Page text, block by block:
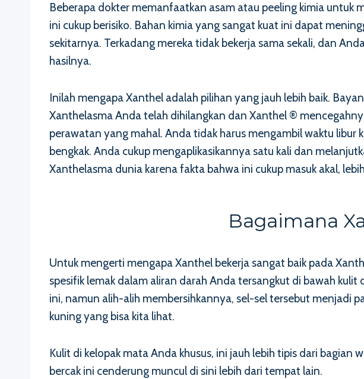
Beberapa dokter memanfaatkan asam atau peeling kimia untuk
ini cukup berisiko. Bahan kimia yang sangat kuat ini dapat
sekitarnya. Terkadang mereka tidak bekerja sama sekali, dan
hasilnya.
Inilah mengapa Xanthel adalah pilihan yang jauh lebih baik.
Xanthelasma Anda telah dihilangkan dan Xanthel ®
perawatan yang mahal. Anda tidak harus mengambil waktu
bengkak. Anda cukup mengaplikasikannya satu kali dan
Xanthelasma dunia karena fakta bahwa ini cukup masuk akal,
Bagaimana
Untuk mengerti mengapa Xanthel bekerja sangat baik pada
spesifik lemak dalam aliran darah Anda tersangkut di bawah
ini, namun alih-alih membersihkannya, sel-sel tersebut menjadi
kuning yang bisa kita lihat.
Kulit di kelopak mata Anda khusus, ini jauh lebih tipis dari
bercak ini cenderung muncul di sini lebih dari tempat lain.